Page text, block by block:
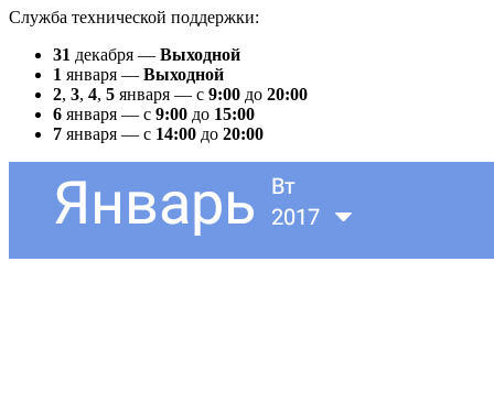
Служба технической поддержки:
31 декабря — Выходной
1 января — Выходной
2, 3, 4, 5 января — с 9:00 до 20:00
6 января — с 9:00 до 15:00
7 января — с 14:00 до 20:00